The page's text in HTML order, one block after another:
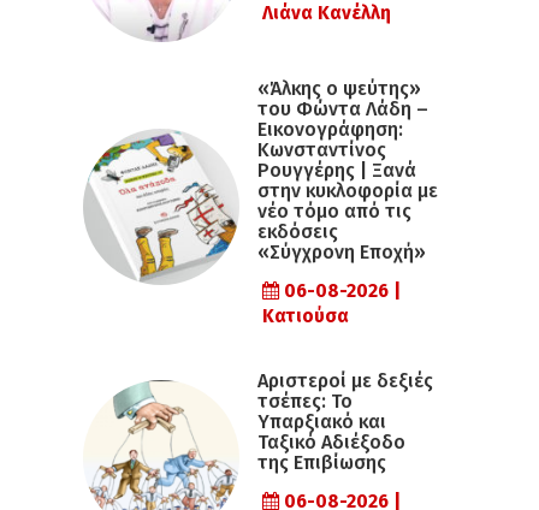
Λιάνα Κανέλλη
«Άλκης ο ψεύτης»
του Φώντα Λάδη –
Εικονογράφηση:
Κωνσταντίνος
Ρουγγέρης | Ξανά
στην κυκλοφορία με
νέο τόμο από τις
εκδόσεις
«Σύγχρονη Εποχή»
06-08-2026 |
Κατιούσα
Αριστεροί με δεξιές
τσέπες: Το
Υπαρξιακό και
Ταξικό Αδιέξοδο
της Επιβίωσης
06-08-2026 |